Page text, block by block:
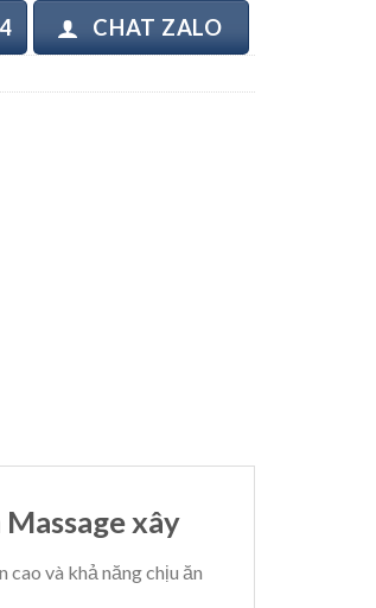
CHAT ZALO
xây
và khả năng chịu ăn